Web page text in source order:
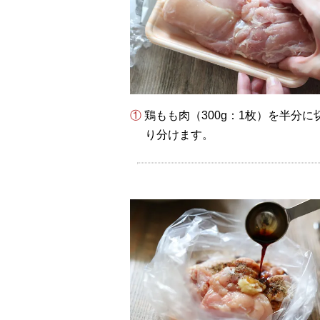
① 鶏もも肉（300g：1枚）を半分に切り、それぞれをさらに4等分して、合計8等分に切
り分けます。